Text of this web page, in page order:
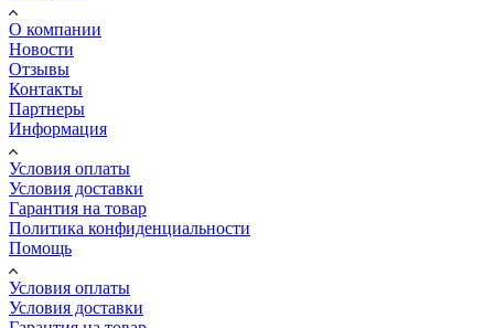
О компании
Новости
Отзывы
Контакты
Партнеры
Информация
Условия оплаты
Условия доставки
Гарантия на товар
Политика конфиденциальности
Помощь
Условия оплаты
Условия доставки